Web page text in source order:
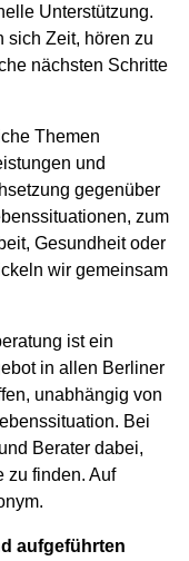
Unterstützung.
sich Zeit, hören zu
nächsten Schritte
Themen
und
gegenüber
zum
Gesundheit oder
wir gemeinsam
ist ein
in allen Berliner
unabhängig von
Bei
Berater dabei,
zu finden. Auf
aufgeführten